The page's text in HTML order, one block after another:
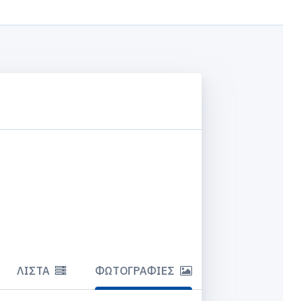
ΛΊΣΤΑ ΦΩΤΟΓΡΑΦΊΕΣ